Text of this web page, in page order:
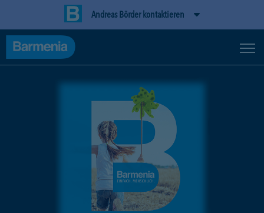
Andreas Börder kontaktieren